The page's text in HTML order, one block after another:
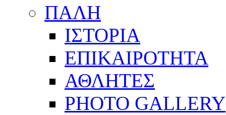
ΠΑΛΗ
ΙΣΤΟΡΙΑ
ΕΠΙΚΑΙΡΟΤΗΤΑ
ΑΘΛΗΤΕΣ
PHOTO GALLERY